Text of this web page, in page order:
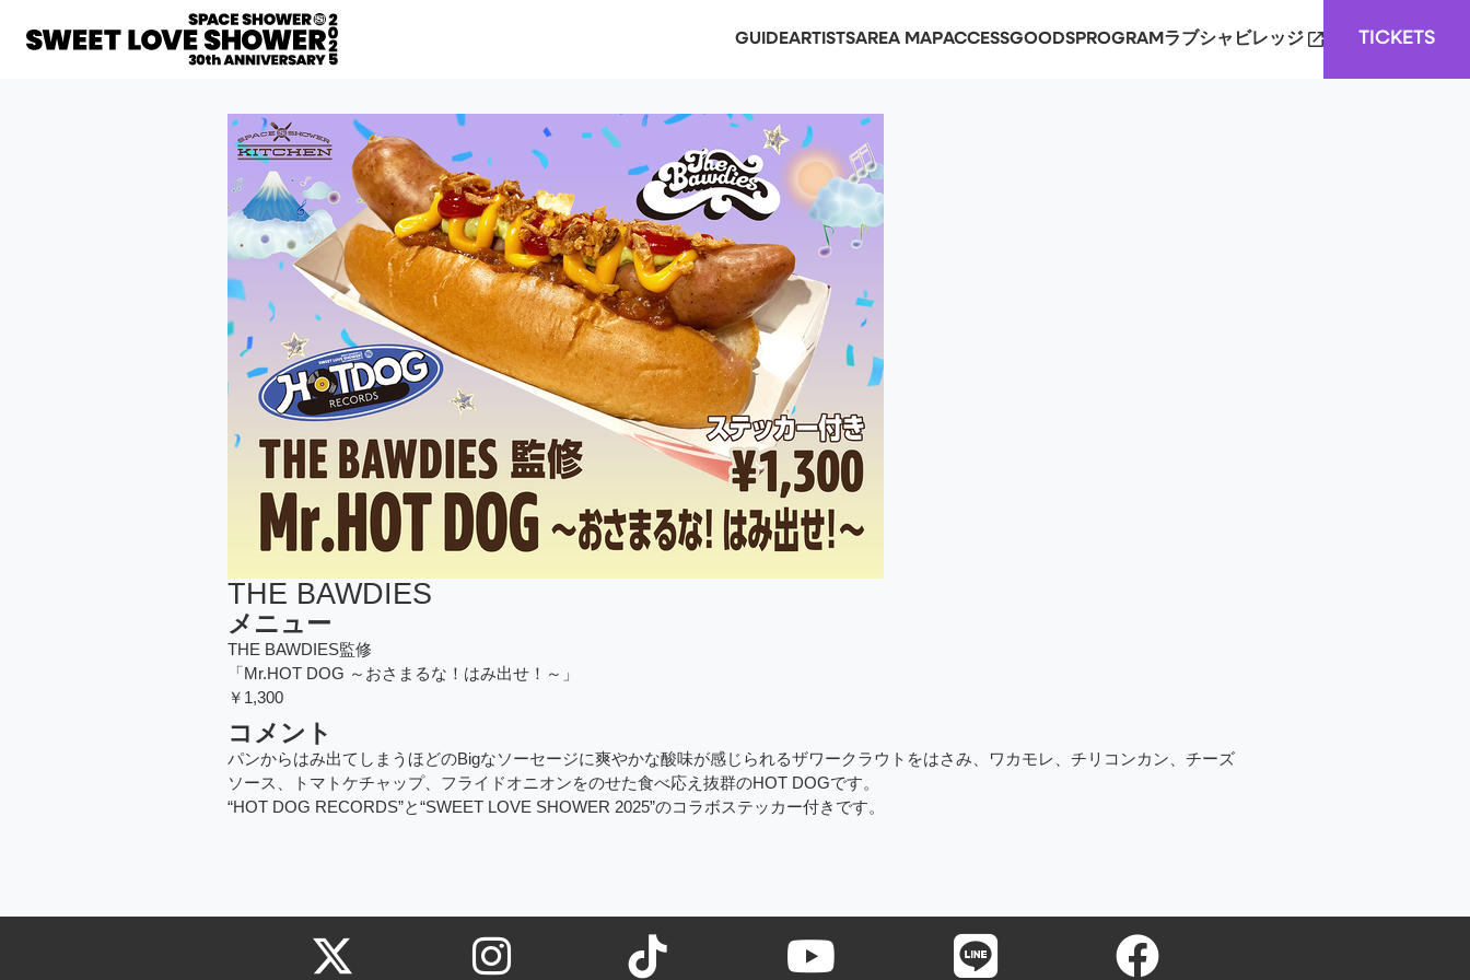
GUIDEARTISTSAREA MAPACCESSGOODSPROGRAM ラブシャビレッジ TICKETS
THE BAWDIES
メニュー
THE BAWDIES監修
「Mr.HOT DOG ～おさまるな！はみ出せ！～」
￥1,300
コメント
パンからはみ出てしまうほどのBigなソーセージに爽やかな酸味が感じられるザワークラウトをはさみ、ワカモレ、チリコンカン、チーズ
ソース、トマトケチャップ、フライドオニオンをのせた食べ応え抜群のHOT DOGです。
“HOT DOG RECORDS”と“SWEET LOVE SHOWER 2025”のコラボステッカー付きです。